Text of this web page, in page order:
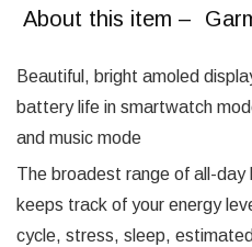
About this item –
Beautiful, bright amoled
battery life in smartwatch
and music mode
The broadest range of all-day
keeps track of your energy
cycle, stress, sleep,